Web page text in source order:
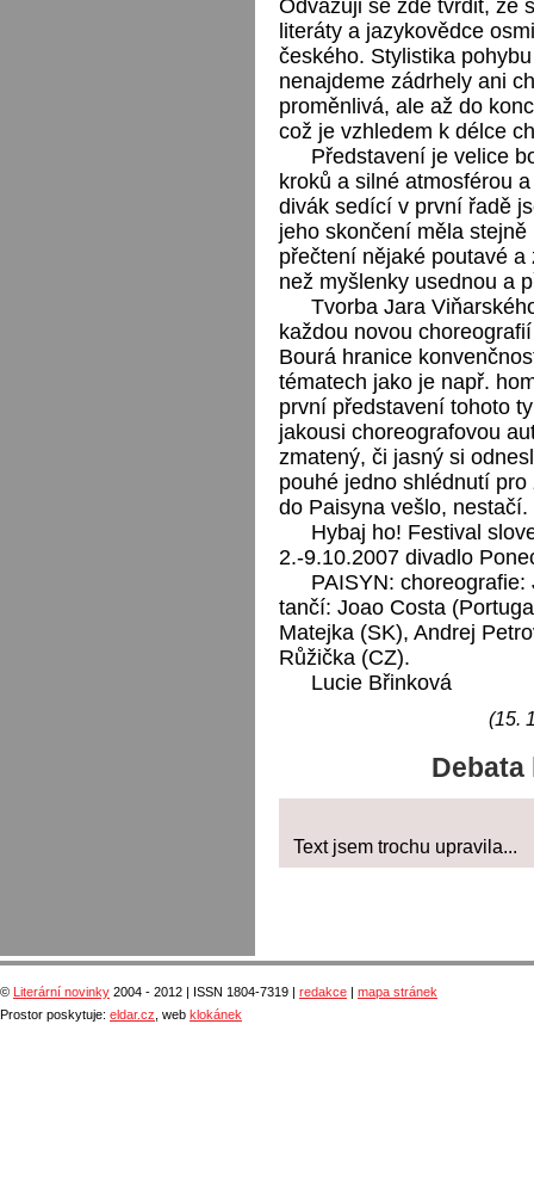
Odvažuji se zde tvrdit, že
literáty a jazykovědce
českého. Stylistika
nenajdeme zádrhely ani
proměnlivá, ale až do
což je vzhledem k délce
Představení je velice
kroků a silné atmosférou
divák sedící v první řadě
jeho skončení měla
přečtení nějaké poutavé
než myšlenky usednou a
Tvorba Jara
každou novou
Bourá hranice
tématech jako je např.
první představení tohoto
jakousi choreografovou
zmatený, či jasný si
pouhé jedno shlédnutí
do Paisyna vešlo, nestačí.
Hybaj ho! Festival
2.-9.10.2007 divadlo
PAISYN:
tančí: Joao Costa
Matejka (SK), Andrej
Růžička (CZ).
Lucie Břinková
(15.
Debata
Text jsem trochu upravila...
© Literární novinky 2004 - 2012 | ISSN 1804-7319 | redakce
mapa stránek
Prostor poskytuje: eldar.cz , web klokánek